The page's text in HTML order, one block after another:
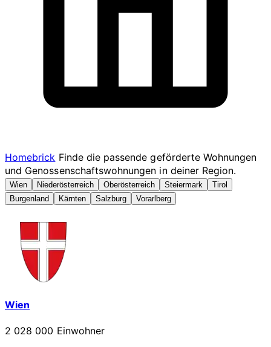
Homebrick Finde die passende geförderte Wohnungen
und Genossenschaftswohnungen in deiner Region.
Wien Niederösterreich Oberösterreich Steiermark
Tirol
Burgenland
Kärnten Salzburg Vorarlberg
Wien
2 028 000 Einwohner